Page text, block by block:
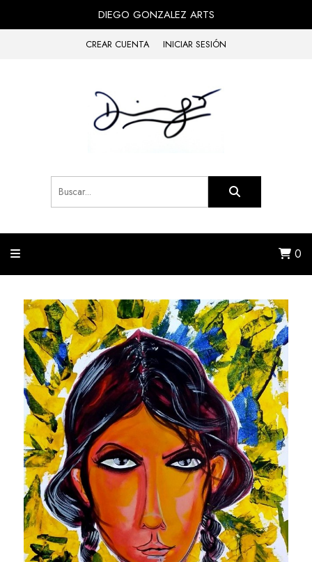
DIEGO GONZALEZ ARTS
CREAR CUENTA INICIAR SESIÓN
0